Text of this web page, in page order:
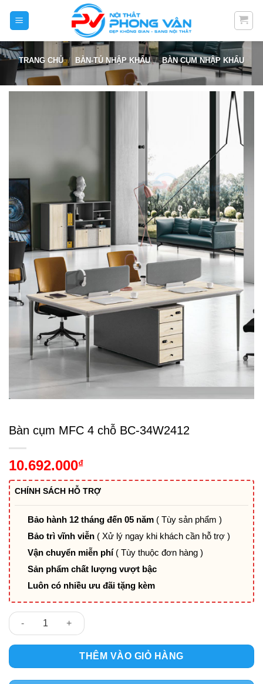
TRANG CHỦ / BÀN-TỦ NHẬP KHẨU / BÀN CỤM NHẬP KHẨU
Bàn cụm MFC 4 chỗ BC-34W2412
10.692.000₫
CHÍNH SÁCH HỖ TRỢ
Bảo hành 12 tháng đến 05 năm ( Tùy sản phẩm )
Bảo trì vĩnh viễn ( Xử lý ngay khi khách cần hỗ trợ )
Vận chuyển miễn phí ( Tùy thuộc đơn hàng )
Sản phẩm chất lượng vượt bậc
Luôn có nhiều ưu đãi tặng kèm
Bàn cụm MFC 4 chỗ BC-34W2412 số lượng
THÊM VÀO GIỎ HÀNG